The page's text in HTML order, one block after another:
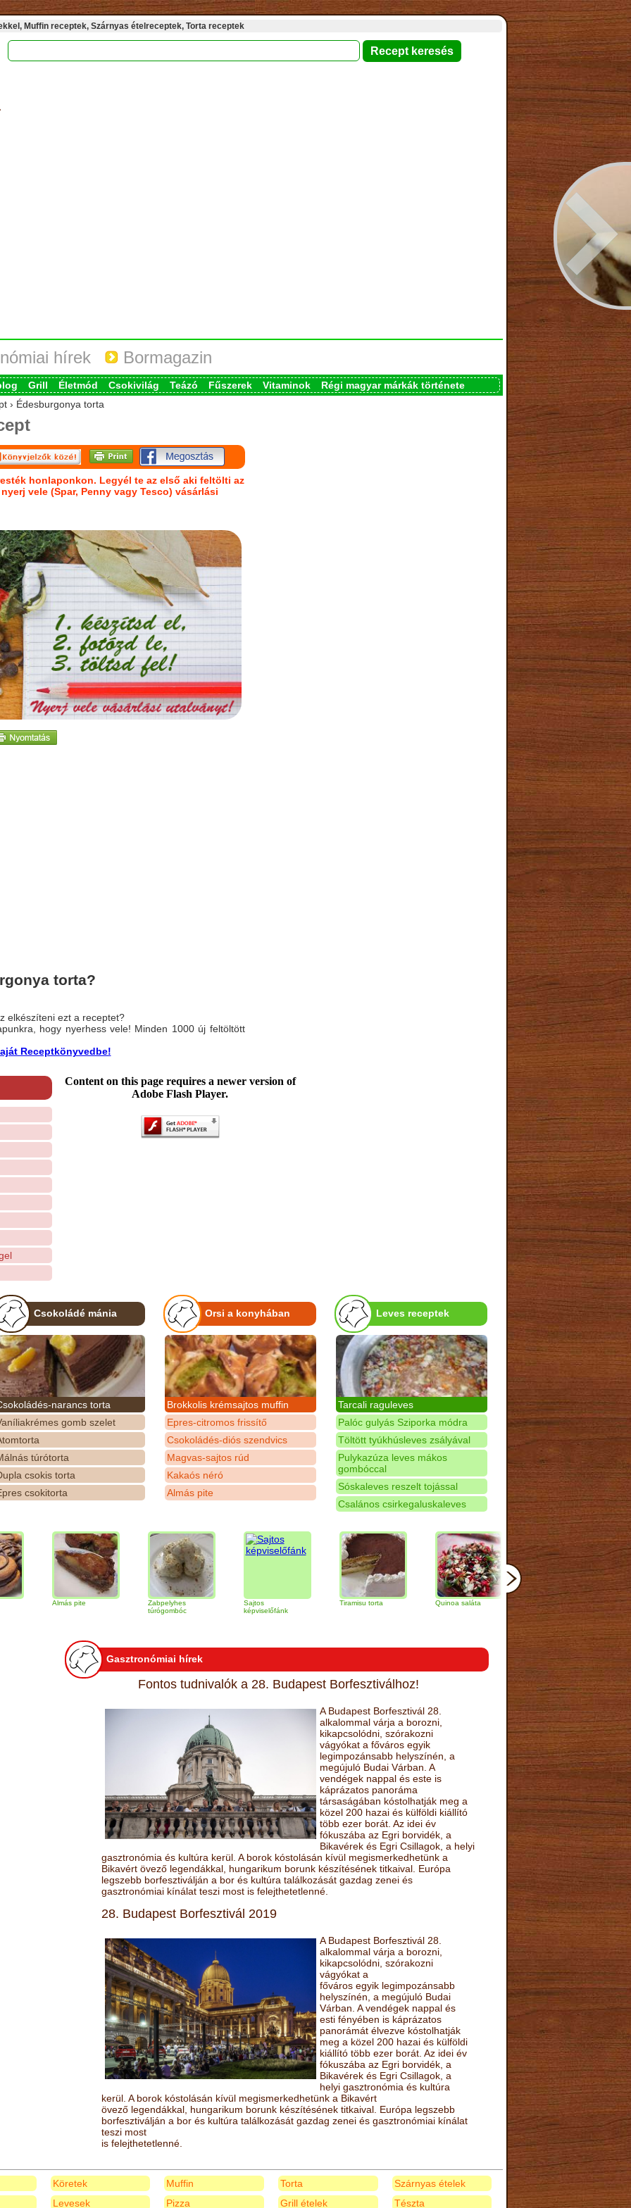
Muffin receptek, Szárnyas ételreceptek, Torta receptek
hírek Bormagazin
Grill Életmód Csokivilág Teázó Fűszerek Vitaminok
Régi magyar márkák története
› Édesburgonya torta
honlaponkon. Legyél te az első aki feltölti az
vele (Spar, Penny vagy Tesco) vásárlási
torta?
elkészíteni ezt a receptet?
hogy nyerhess vele! Minden 1000 új feltöltött
Receptkönyvedbe!
Content on this page requires a newer version of
Adobe Flash Player.
Csokoládé mánia
narancs torta
gomb szelet
túrótorta
csokis torta
csokitorta
Orsi a konyhában
Brokkolis krémsajtos muffin
Epres-citromos frissítő
Csokoládés-diós szendvics
Magvas-sajtos rúd
Kakaós néró
Almás pite
Leves receptek
Tarcali raguleves
Palóc gulyás Sziporka módra
Töltött tyúkhúsleves zsályával
Pulykazúza leves mákos
gombóccal
Sóskaleves reszelt tojással
Csalános csirkegaluskaleves
Zabpelyhes
túrógombóc
képviselőfánk
Tiramisu torta Quinoa saláta Mandulás kifli
Csokoládés-
narancs
Gasztronómiai hírek
Fontos tudnivalók a 28. Budapest Borfesztiválhoz!
A Budapest Borfesztivál 28.
alkalommal várja a borozni,
kikapcsolódni, szórakozni
vágyókat a főváros egyik
legimpozánsabb helyszínén, a
megújuló Budai Várban. A
vendégek nappal és este is
káprázatos panoráma
társaságában kóstolhatják meg a
közel 200 hazai és külföldi kiállító
több ezer borát. Az idei év
fókuszába az Egri borvidék, a
Bikavérek és Egri Csillagok, a helyi
gasztronómia és kultúra kerül. A borok kóstolásán kívül megismerkedhetünk a
Bikavért övező legendákkal, hungarikum borunk készítésének titkaival. Európa
legszebb borfesztiválján a bor és kultúra találkozását gazdag zenei és
gasztronómiai kínálat teszi most is felejthetetlenné.
28. Budapest Borfesztivál 2019
A Budapest Borfesztivál 28.
alkalommal várja a borozni,
kikapcsolódni, szórakozni
vágyókat a
főváros egyik legimpozánsabb
helyszínén, a megújuló Budai
Várban. A vendégek nappal és
esti fényében is káprázatos
panorámát élvezve kóstolhatják
meg a közel 200 hazai és külföldi
kiállító több ezer borát. Az idei év
fókuszába az Egri borvidék, a
Bikavérek és Egri Csillagok, a
helyi gasztronómia és kultúra
kerül. A borok kóstolásán kívül megismerkedhetünk a Bikavért
övező legendákkal, hungarikum borunk készítésének titkaival. Európa legszebb
borfesztiválján a bor és kultúra találkozását gazdag zenei és gasztronómiai kínálat
teszi most
is felejthetetlenné.
Köretek
Levesek
Muffin
Pizza
Torta
Grill ételek
Szárnyas ételek
Tészta